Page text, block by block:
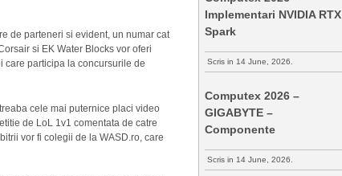
de parteneri si evident, un numar cat
si EK Water Blocks vor oferi
care participa la concursurile de
cele mai puternice placi video
de LoL 1v1 comentata de catre
vor fi colegii de la WASD.ro, care
Implementari NVIDIA RTX
Spark
Scris in 14 June, 2026.
Computex 2026 –
GIGABYTE –
Componente
Scris in 14 June, 2026.